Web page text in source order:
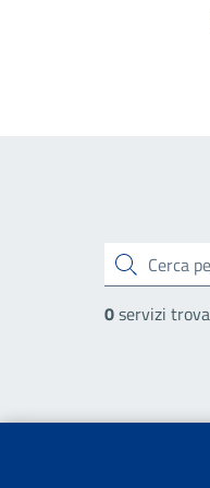
cerca
0servizi